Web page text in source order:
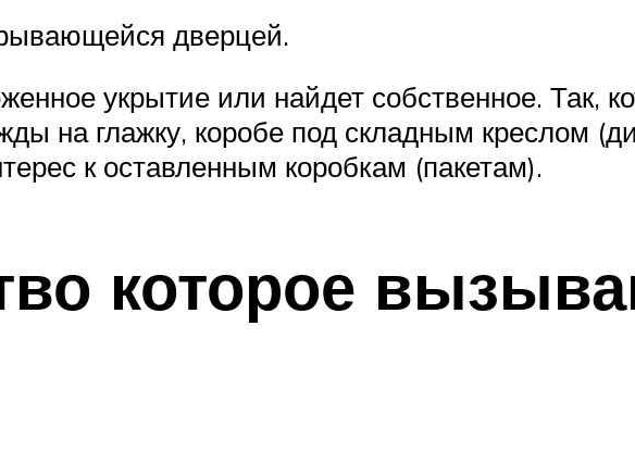
дверцей.
укрытие или найдет собственное. Так,
на глажку, коробе под складным креслом
к оставленным коробкам (пакетам).
которое